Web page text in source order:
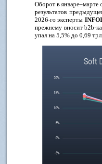
Оборот в январе–марте
результатов
2026-го эксперты
прежнему вносит b2b-
упал на 5,5% до 0,69